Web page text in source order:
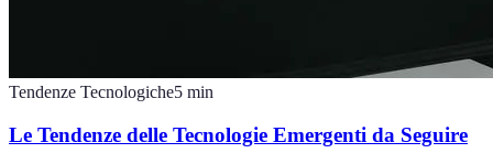
Tendenze Tecnologiche5 min
Le Tendenze delle Tecnologie Emergenti da Seguire